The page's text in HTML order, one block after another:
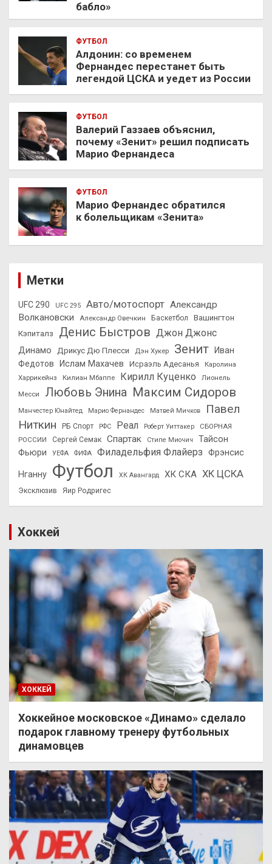
бабло»
ФУТБОЛ
Алдонин: со временем
Фернандес перестанет быть
легендой ЦСКА и уедет из России
ФУТБОЛ
Валерий Газзаев объяснил,
почему «Зенит» решил подписать
Марио Фернандеса
ФУТБОЛ
Марио Фернандес обратился
к болельщикам «Зенита»
Метки
UFC 290 UFC 295 Авто/мотоспорт Александр
Волкановски
Александр Овечкин Баскетбол
Вашингтон
Кэпиталз
Денис Быстров Джон Джонс
Динамо Дрикус Дю Плесси Дэн Хукер Зенит
Иван
Федотов
Ислам Махачев Исраэль Адесанья
Каролина
Харрикейнз
Килиан Мбаппе Кирилл Куценко
Лионель
Месси
Любовь Энина Максим Сидоров
Манчестер Юнайтед Марио Фернандес Матвей Мичков
Павел
Ниткин
РБ Спорт РФС Реал Роберт Уиттакер
СБОРНАЯ
РОССИИ
Сергей Семак Спартак Стипе Миочич
Тайсон
Фьюри
УЕФА ФИФА Филадельфия Флайерз Фрэнсис
Нганну Футбол ХК Авангард ХК СКА ХК ЦСКА
Эксклюзив Яир Родригес
Хоккей
ХОККЕЙ
Хоккейное московское «Динамо» сделало
подарок главному тренеру футбольных
динамовцев